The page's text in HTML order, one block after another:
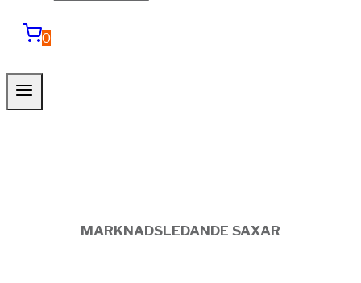
0
MARKNADSLEDANDE SAXAR